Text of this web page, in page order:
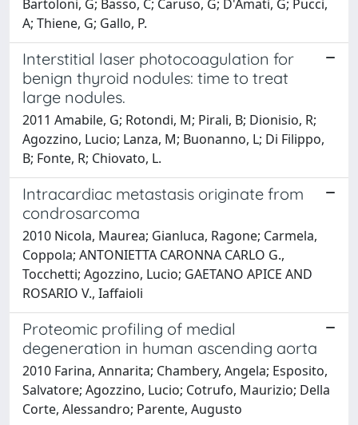
Bartoloni, G; Basso, C; Caruso, G; D'Amati, G; Pucci,
A; Thiene, G; Gallo, P.
Interstitial laser photocoagulation for
benign thyroid nodules: time to treat
large nodules.
2011 Amabile, G; Rotondi, M; Pirali, B; Dionisio, R;
Agozzino, Lucio; Lanza, M; Buonanno, L; Di Filippo,
B; Fonte, R; Chiovato, L.
Intracardiac metastasis originate from
condrosarcoma
2010 Nicola, Maurea; Gianluca, Ragone; Carmela,
Coppola; ANTONIETTA CARONNA CARLO G.,
Tocchetti; Agozzino, Lucio; GAETANO APICE AND
ROSARIO V., Iaffaioli
Proteomic profiling of medial
degeneration in human ascending aorta
2010 Farina, Annarita; Chambery, Angela; Esposito,
Salvatore; Agozzino, Lucio; Cotrufo, Maurizio; Della
Corte, Alessandro; Parente, Augusto